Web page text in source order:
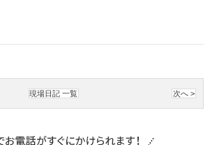
次へ >
現場日記 一覧